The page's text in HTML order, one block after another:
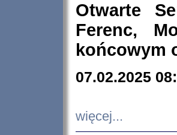
Otwarte
Ferenc,
końcowym
07.02.2025
więcej...